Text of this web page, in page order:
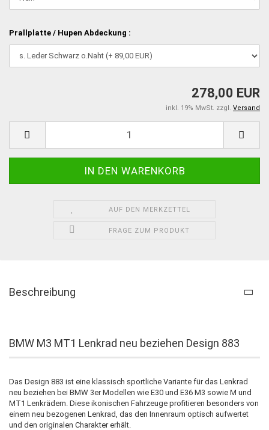
Prallplatte / Hupen Abdeckung :
278,00 EUR
inkl. 19% MwSt. zzgl. Versand
AUF DEN MERKZETTEL
FRAGE ZUM PRODUKT
Beschreibung
BMW M3 MT1 Lenkrad neu beziehen Design 883
Das Design 883 ist eine klassisch sportliche Variante für das Lenkrad
neu beziehen bei BMW 3er Modellen wie E30 und E36 M3 sowie M und
MT1 Lenkrädern. Diese ikonischen Fahrzeuge profitieren besonders von
einem neu bezogenen Lenkrad, das den Innenraum optisch aufwertet
und den originalen Charakter erhält.